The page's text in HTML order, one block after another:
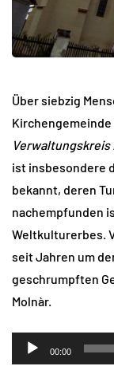
Über siebzig
Kirchengemeinde
Verwaltungskreis
ist insbesondere
bekannt, deren
nachempfunden
Weltkulturerbes.
seit Jahren um
geschrumpften
Molnàr.
Audio-
Player
00:00